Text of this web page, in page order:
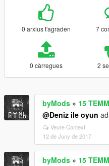
0 arxius t'agraden 7
0 càrregues 2
byMods » 15
@Deniz ile oyun
Veure Context
12 de Juny de 2017
byMods » 15